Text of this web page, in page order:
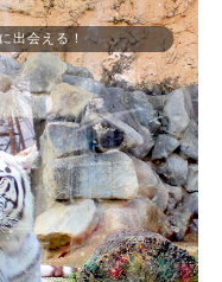
出会える！